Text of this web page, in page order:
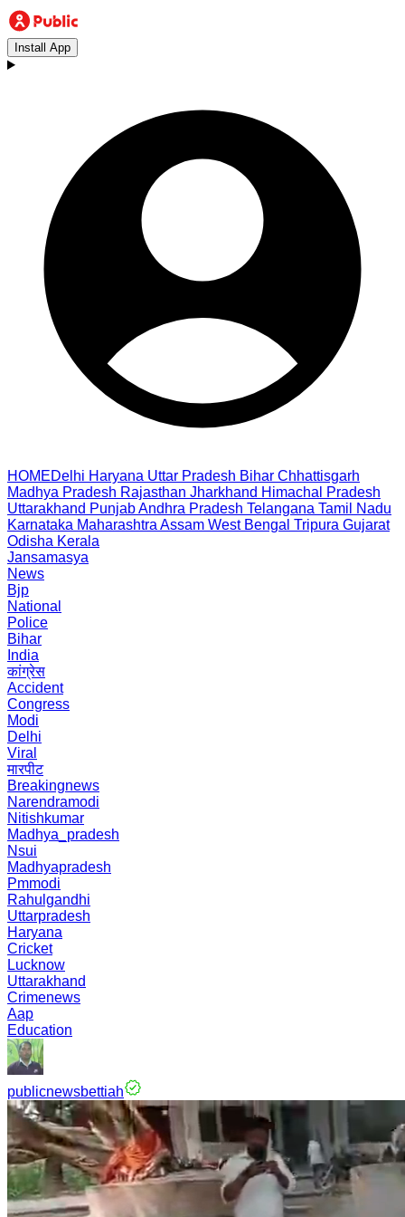
Install App
HOMEDelhi Haryana Uttar Pradesh Bihar Chhattisgarh
Madhya Pradesh Rajasthan Jharkhand Himachal Pradesh
Uttarakhand PunjabAndhra Pradesh Telangana Tamil Nadu
Karnataka Maharashtra Assam West Bengal Tripura Gujarat
Odisha Kerala
Jansamasya
News
Bjp
National
Police
Bihar
India
कांग्रेस
Accident
Congress
Modi
Delhi
Viral
मारपीट
Breakingnews
Narendramodi
Nitishkumar
Madhya_pradesh
Nsui
Madhyapradesh
Pmmodi
Rahulgandhi
Uttarpradesh
Haryana
Cricket
Lucknow
Uttarakhand
Crimenews
Aap
Education
publicnewsbettiah